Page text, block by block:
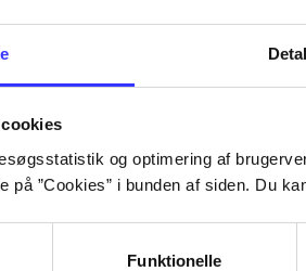
og optimering af
på ”Cookies” i bunden af siden. Du
Funktionelle